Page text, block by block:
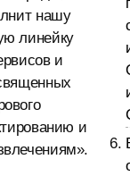
нашу
линейку
и
и